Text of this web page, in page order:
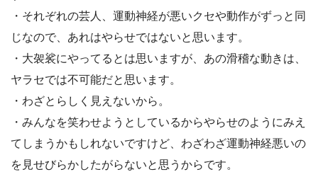
・それぞれの芸人、運動神経が悪いクセや動作がずっと同
じなので、あれはやらせではないと思います。
・大袈裟にやってるとは思いますが、あの滑稽な動きは、
ヤラセでは不可能だと思います。
・わざとらしく見えないから。
・みんなを笑わせようとしているからやらせのようにみえ
てしまうかもしれないですけど、わざわざ運動神経悪いの
を見せびらかしたがらないと思うからです。